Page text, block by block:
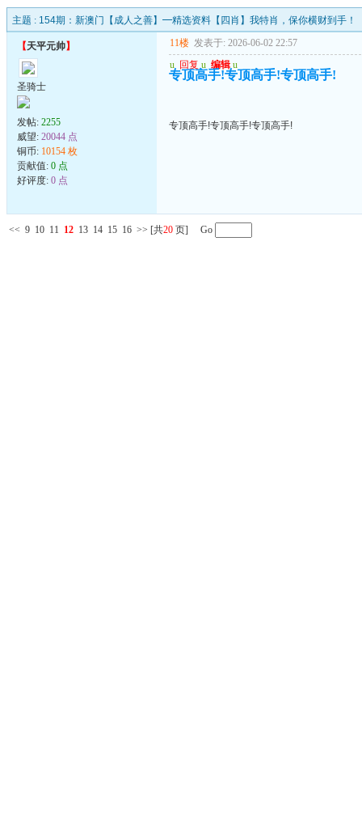
主题 : 154期：新澳门【成人之善】━精选资料【四肖】我特肖，保你横财到手！
【天平元帅】
圣骑士
发帖: 2255
威望: 20044 点
铜币: 10154 枚
贡献值: 0 点
好评度: 0 点
11楼 发表于: 2026-06-02 22:57
u 回复 u 编辑 u
专顶高手!专顶高手!专顶高手!
专顶高手!专顶高手!专顶高手!
<< 9 10 11 12 13 14 15 16 >> [共20 页] Go